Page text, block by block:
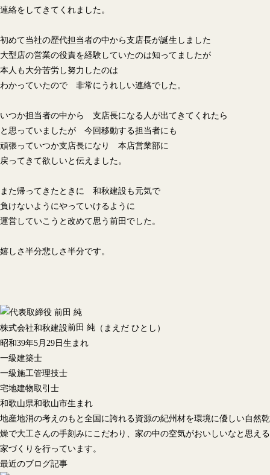
連絡をしてきてくれました。
初めて当社の歴代担当者の中から支店長が誕生しました
大型店の営業の役責を経験していたのは知ってましたが
本人も大分苦労し努力したのは
わかっていたので 非常にうれしい連絡でした。
いつか担当者の中から 支店長になる人が出てきてくれたら
と思っていましたが 今回移動する担当者にも
頑張っていつか支店長になり 本店営業部に
戻ってきて欲しいと伝えました。
また帰ってきたときに 和秋建設も元気で
負けないようにやっていけるように
運営していこうと改めて思う前田でした。
嬉しさ半分悲しさ半分です。
株式会社和秋建設前田 純 （まえだ ひとし）
昭和39年5月29日生まれ
一級建築士
一級施工管理技士
宅地建物取引士
和歌山県和歌山市生まれ
地産地消の考えのもと全国に誇れる資源の紀州材を環境に優しい自然乾
燥で大工さんの手刻みにこだわり、家の中の空気がおいしいなと思える
家づくりを行っています。
最近のブログ記事